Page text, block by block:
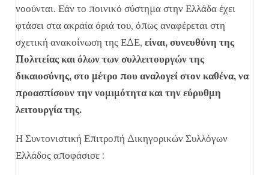
νοούνται. Εάν το ποινικό σύστημα στην Ελλάδα έχει
φτάσει στα ακραία όριά του, όπως αναφέρεται στη
σχετική ανακοίνωση της ΕΔΕ, είναι, συνευθύνη της
Πολιτείας και όλων των συλλειτουργών της
δικαιοσύνης, στο μέτρο που αναλογεί στον καθένα, να
προασπίσουν την νομιμότητα και την εύρυθμη
λειτουργία της.
Η Συντονιστική Επιτροπή Δικηγορικών Συλλόγων
Ελλάδος αποφάσισε :